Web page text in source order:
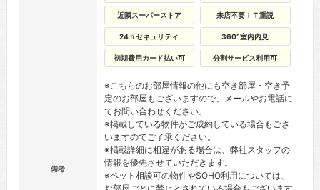
近隣スーパーストア 来店不要ＩＴ重説
24ｈセキュリティ 360°室内内見
初期費用カード払い可 分割サービス利用可
備考
※こちらのお部屋情報の他にも空き部屋・空き予
定のお部屋もございますので、メールやお電話に
てお問い合わせください。
※掲載している物件がご成約している場合もござ
いますのでご了承ください。
※掲載詳細に相違がある場合は、弊社スタッフの
情報を優先させていただきます。
※ペット相談可の物件やSOHO利用については、